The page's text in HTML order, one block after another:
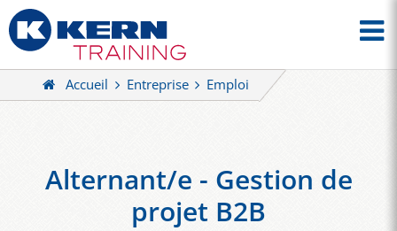
Accueil Entreprise Emploi
Alternant/e - Gestion de
projet B2B